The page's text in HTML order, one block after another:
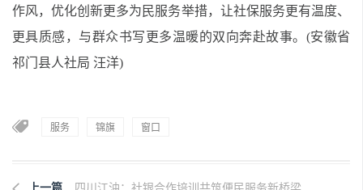
作风，优化创新更多为民服务举措，让社保服务更有温度、
更具质感，与群众书写更多温暖的双向奔赴故事。(安徽省
祁门县人社局 汪洋)
服务 锦旗 窗口